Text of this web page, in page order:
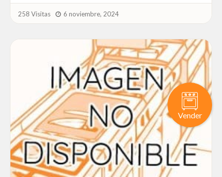
258 Visitas 6 noviembre, 2024
Vender